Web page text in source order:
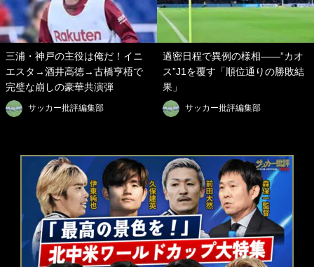
三浦・神戸の主役は俺だ！イニ
エスタ→酒井高徳→古橋亨梧で
完璧な崩しの豪華共演弾
サッカー批評編集部
過密日程で異例の様相――”カオ
ス”J1を覆す「順位通りの勝敗結
果」
サッカー批評編集部